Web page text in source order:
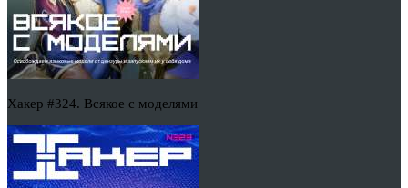
Хакер #324. Всякое с моделями